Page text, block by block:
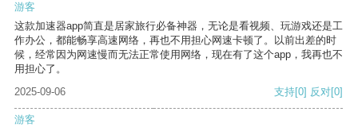
游客
这款加速器app简直是居家旅行必备神器，无论是看视频、玩游戏还是工
作办公，都能畅享高速网络，再也不用担心网速卡顿了。以前出差的时
候，经常因为网速慢而无法正常使用网络，现在有了这个app，我再也不
用担心了。
2025-09-06
支持[0] 反对[0]
游客